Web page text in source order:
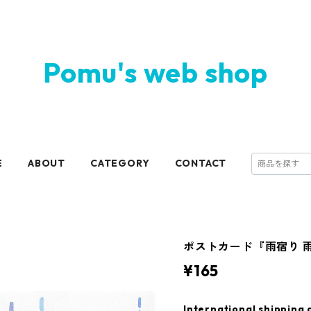
Pomu's web shop
ABOUT CATEGORY CONTACT
ポストカード『雨宿り
¥165